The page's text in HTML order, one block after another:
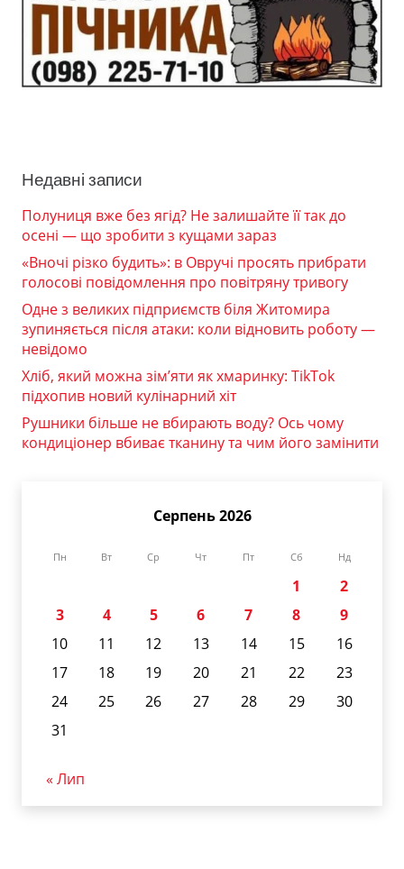
Недавні записи
Полуниця вже без ягід? Не залишайте її так до
осені — що зробити з кущами зараз
«Вночі різко будить»: в Овручі просять прибрати
голосові повідомлення про повітряну тривогу
Одне з великих підприємств біля Житомира
зупиняється після атаки: коли відновить роботу —
невідомо
Хліб, який можна зім’яти як хмаринку: TikTok
підхопив новий кулінарний хіт
Рушники більше не вбирають воду? Ось чому
кондиціонер вбиває тканину та чим його замінити
Серпень 2026
Пн Вт Ср Чт Пт Сб Нд
1
2
3
4 5 6 7 8
9
10
11 12 13 14 15
16
17
18 19 20 21 22
23
24
25 26 27 28 29
30
31
« Лип